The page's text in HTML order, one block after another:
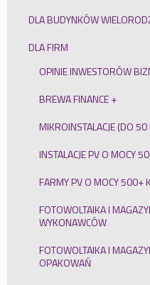
DLA BUDYNKÓW
DLA FIRM
OPINIE INWESTORÓW
BREWA FINANCE +
MIKROINSTALACJE (DO
INSTALACJE PV O MOCY
FARMY PV O MOCY 500+
FOTOWOLTAIKA I
WYKONAWCÓW
FOTOWOLTAIKA I
OPAKOWAŃ